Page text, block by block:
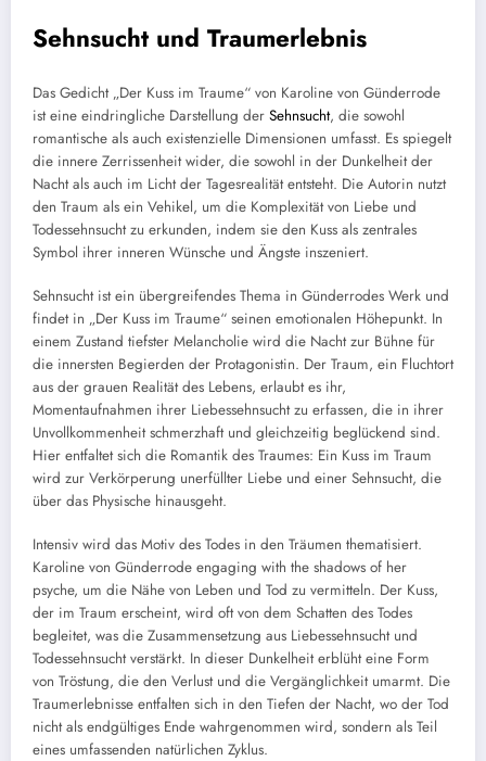
Sehnsucht und Traumerlebnis
Das Gedicht „Der Kuss im Traume“ von Karoline von Günderrode
ist eine eindringliche Darstellung der Sehnsucht, die sowohl
romantische als auch existenzielle Dimensionen umfasst. Es spiegelt
die innere Zerrissenheit wider, die sowohl in der Dunkelheit der
Nacht als auch im Licht der Tagesrealität entsteht. Die Autorin nutzt
den Traum als ein Vehikel, um die Komplexität von Liebe und
Todessehnsucht zu erkunden, indem sie den Kuss als zentrales
Symbol ihrer inneren Wünsche und Ängste inszeniert.
Sehnsucht ist ein übergreifendes Thema in Günderrodes Werk und
findet in „Der Kuss im Traume“ seinen emotionalen Höhepunkt. In
einem Zustand tiefster Melancholie wird die Nacht zur Bühne für
die innersten Begierden der Protagonistin. Der Traum, ein Fluchtort
aus der grauen Realität des Lebens, erlaubt es ihr,
Momentaufnahmen ihrer Liebessehnsucht zu erfassen, die in ihrer
Unvollkommenheit schmerzhaft und gleichzeitig beglückend sind.
Hier entfaltet sich die Romantik des Traumes: Ein Kuss im Traum
wird zur Verkörperung unerfüllter Liebe und einer Sehnsucht, die
über das Physische hinausgeht.
Intensiv wird das Motiv des Todes in den Träumen thematisiert.
Karoline von Günderrode engaging with the shadows of her
psyche, um die Nähe von Leben und Tod zu vermitteln. Der Kuss,
der im Traum erscheint, wird oft von dem Schatten des Todes
begleitet, was die Zusammensetzung aus Liebessehnsucht und
Todessehnsucht verstärkt. In dieser Dunkelheit erblüht eine Form
von Tröstung, die den Verlust und die Vergänglichkeit umarmt. Die
Traumerlebnisse entfalten sich in den Tiefen der Nacht, wo der Tod
nicht als endgültiges Ende wahrgenommen wird, sondern als Teil
eines umfassenden natürlichen Zyklus.